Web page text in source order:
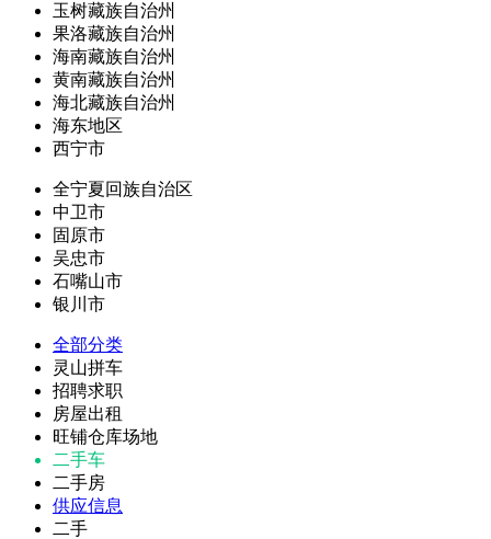
玉树藏族自治州
果洛藏族自治州
海南藏族自治州
黄南藏族自治州
海北藏族自治州
海东地区
西宁市
全宁夏回族自治区
中卫市
固原市
吴忠市
石嘴山市
银川市
全部分类
灵山拼车
招聘求职
房屋出租
旺铺仓库场地
二手车
二手房
供应信息
二手